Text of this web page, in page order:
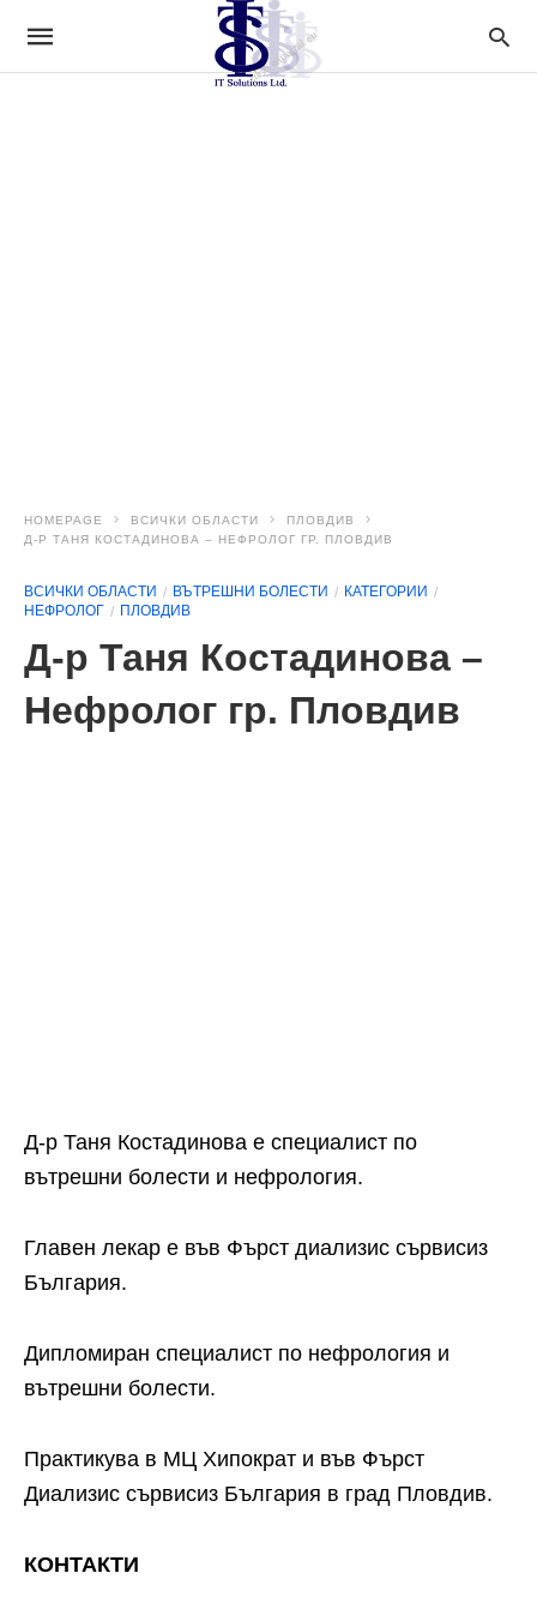
HOMEPAGE ВСИЧКИ ОБЛАСТИ
ПЛОВДИВ
Д-Р ТАНЯ КОСТАДИНОВА – НЕФРОЛОГ ГР. ПЛОВДИВ
ВСИЧКИ ОБЛАСТИ ВЪТРЕШНИ БОЛЕСТИ
КАТЕГОРИИ
НЕФРОЛОГ
ПЛОВДИВ
Д-р Таня Костадинова –
Нефролог гр. Пловдив
Д-р Таня Костадинова е специалист по
вътрешни болести и нефрология.
Главен лекар е във Фърст диализис сървисиз
България.
Дипломиран специалист по нефрология и
вътрешни болести.
Практикува в МЦ Хипократ и във Фърст
Диализис сървисиз България в град Пловдив.
КОНТАКТИ